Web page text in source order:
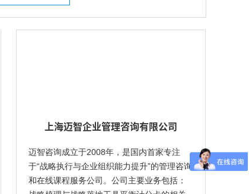
上海迈智企业管理咨询有限公司
迈智咨询成立于2008年，是国内首家专注
于“战略执行与企业组织能力提升”的管理咨询
和在线课程服务公司。公司主要业务包括：